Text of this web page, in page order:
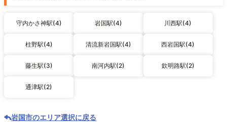
守内かさ神駅(4) 岩国駅(4) 川西駅(4)
柱野駅(4) 清流新岩国駅(4) 西岩国駅(4)
藤生駅(3) 南河内駅(2) 欽明路駅(2)
通津駅(2)
岩国市のエリア選択に戻る